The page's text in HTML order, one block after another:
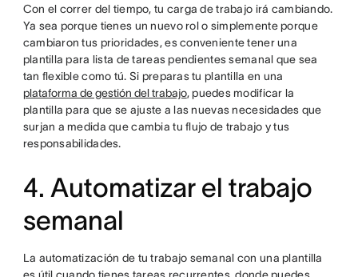
Con el correr del tiempo, tu carga de trabajo irá cambiando.
Ya sea porque tienes un nuevo rol o simplemente porque
cambiaron tus prioridades, es conveniente tener una
plantilla para lista de tareas pendientes semanal que sea
tan flexible como tú. Si preparas tu plantilla en una
plataforma de gestión del trabajo, puedes modificar la
plantilla para que se ajuste a las nuevas necesidades que
surjan a medida que cambia tu flujo de trabajo y tus
responsabilidades.
4. Automatizar el trabajo
semanal
La automatización de tu trabajo semanal con una plantilla